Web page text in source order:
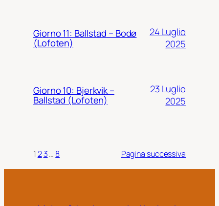
Giorno 11: Ballstad – Bodø
(Lofoten)
24 Luglio
2025
Giorno 10: Bjerkvik –
Ballstad (Lofoten)
23 Luglio
2025
1 23… 8 Pagina successiva